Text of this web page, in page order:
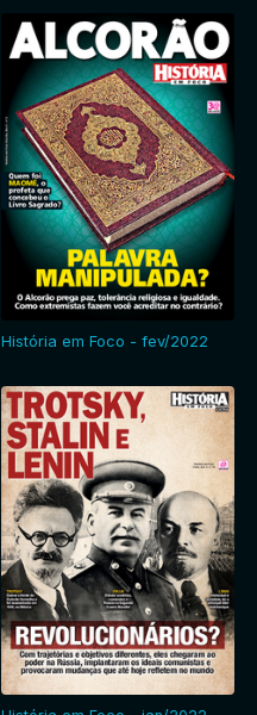
História em Foco - fev/2022